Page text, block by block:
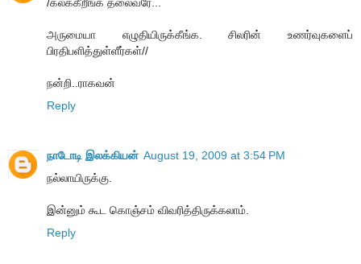
அருமையா எழுதியிருக்கீங்க. சிலரின் உணர்வுகளைப்
பிரதிபளித்துள்ளீர்கள்//
நன்றி..ராகவன்
Reply
நாடோடி இலக்கியன் August 19, 2009 at 3:54 PM
நல்லாயிருக்கு.
இன்னும் கூட கொஞ்சம் விவரித்திருக்கலாம்.
Reply